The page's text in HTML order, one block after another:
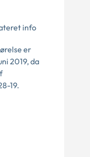
info
er
2019, da
19.